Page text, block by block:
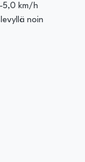
5,0 km/h
noin